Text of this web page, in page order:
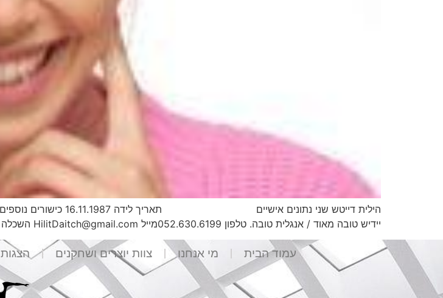
יידיש טובה מאוד / אנגלית טובה. טלפון 052.630.6199מייל HilitDaitch@gmail.com השכלה אומנותית 2010-2013 – בוגרת […]
עמוד הבית מי אנחנו צוות יוצרים ושחקנים הצגות